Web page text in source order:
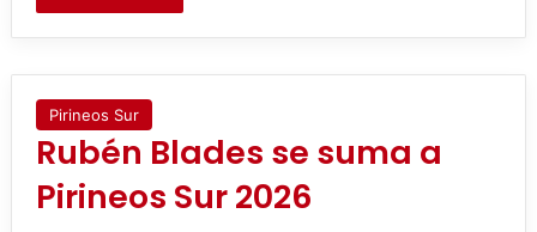
Pirineos Sur
Rubén Blades se suma a
Pirineos Sur 2026